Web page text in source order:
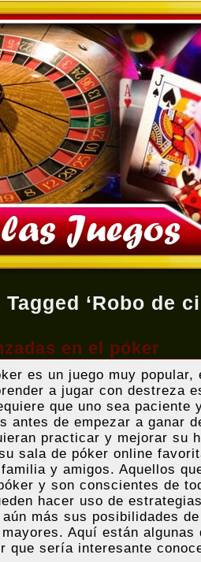
‘Robo de
en el póker
es un juego muy
a jugar con destreza
que uno sea paciente
antes de empezar a ganar
practicar y mejorar su
sala de póker online
y amigos. Aquellos
y son conscientes de
hacer uso de
más sus posibilidades
Aquí están
que sería interesante